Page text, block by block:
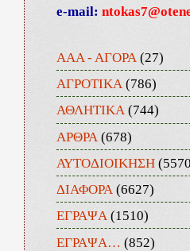
e-mail:
ΑΑΑ - ΑΓΟΡΑ (27)
ΑΓΡΟΤΙΚΑ (786)
ΑΘΛΗΤΙΚΑ (744)
ΑΡΘΡΑ (678)
ΑΥΤΟΔΙΟΙΚΗΣΗ
ΔΙΑΦΟΡΑ (6627)
ΕΓΡΑΨΑ (1510)
ΕΓΡΑΨΑ… (852)